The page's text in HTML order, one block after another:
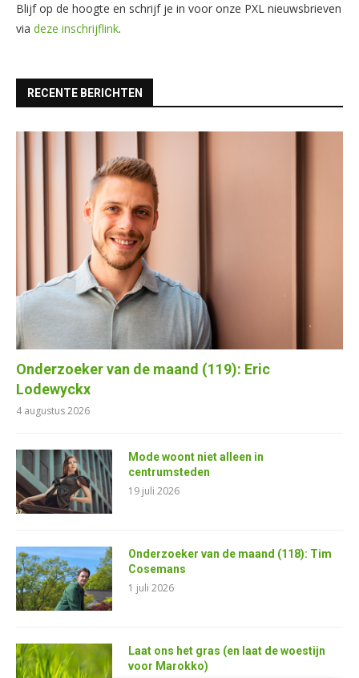
Blijf op de hoogte en schrijf je in voor onze PXL nieuwsbrieven
via deze inschrijflink.
RECENTE BERICHTEN
Onderzoeker van de maand (119): Eric
Lodewyckx
4 augustus 2026
Mode woont niet alleen in
centrumsteden
19 juli 2026
Onderzoeker van de maand (118): Tim
Cosemans
1 juli 2026
Laat ons het gras (en laat de woestijn
voor Marokko)